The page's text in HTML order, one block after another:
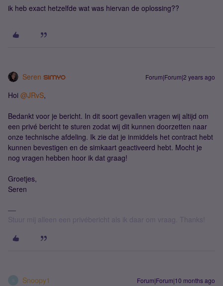
ik heb exact hetzelfde wat was hiervan de oplossing??
Seren Forum|Forum|2 years ago
Hoi @JRvS,
Bedankt voor je bericht. In dit soort gevallen vragen wij altijd om
een privé bericht te sturen zodat wij dit kunnen doorzetten naar
onze technische afdeling. Ik zie dat je inmiddels het contract hebt
kunnen bevestigen en de simkaart geactiveerd hebt. Mocht je
nog vragen hebben hoor ik dat graag!
Groetjes,
Seren
Stuur mij alleen een privébericht als ik daar om vraag. Thanks!
Snoopy1 Forum|Forum|10 months ago